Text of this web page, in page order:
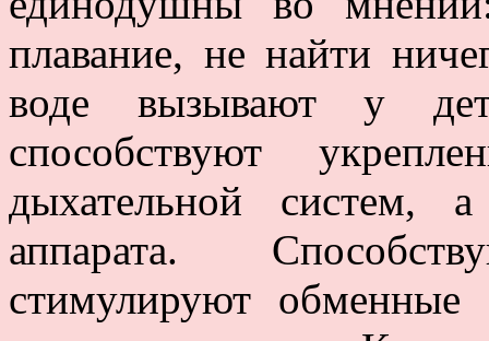
плавание, не найти
воде вызывают у
способствуют
дыхательной систем, а
аппарата.
стимулируют обменные